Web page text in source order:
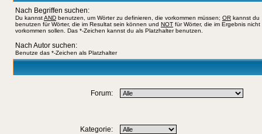
Nach Begriffen suchen:
Du kannstAND benutzen, um Wörter zu definieren, die vorkommen müssen; OR kannst du
benutzen für Wörter, die im Resultat sein können und NOT für Wörter, die im Ergebnis nicht
vorkommen sollen. Das *-Zeichen kannst du als Platzhalter benutzen.
Nach Autor suchen:
Benutze das *-Zeichen als Platzhalter
Forum:
Kategorie: